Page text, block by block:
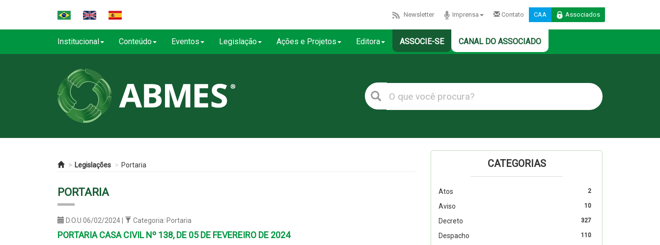
Newsletter Imprensa Contato CAA Associados
Institucional Conteúdo Eventos Legislação Ações e Projetos Editora ASSOCIE-SE CANAL DO ASSOCIADO
Legislações Portaria
PORTARIA
D.O.U 06/02/2024 | Categoria: Portaria
PORTARIA CASA CIVIL Nº 138, DE 05 DE FEVEREIRO DE 2024
CATEGORIAS
2
Atos
10
Aviso
327
Decreto
110
Despacho